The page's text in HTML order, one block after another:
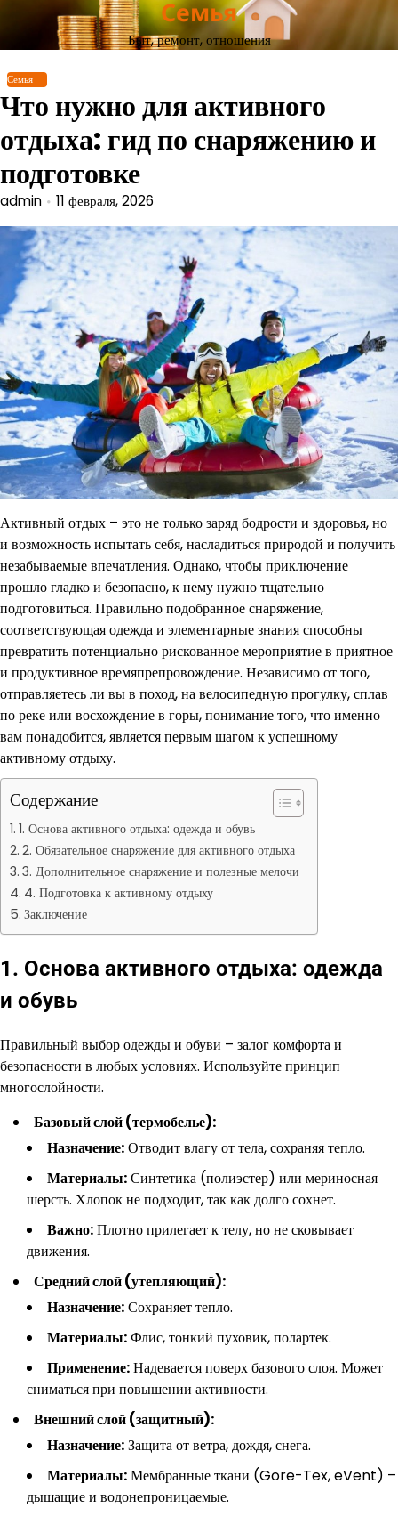
Перейти
содержимому
Семья
Быт, ремонт, отношения
Семья
Что нужно для активного
отдыха: гид по снаряжению и
подготовке
admin 11 февраля, 2026
Активный отдых – это не только заряд бодрости и здоровья, но
и возможность испытать себя, насладиться природой и получить
незабываемые впечатления. Однако, чтобы приключение
прошло гладко и безопасно, к нему нужно тщательно
подготовиться. Правильно подобранное снаряжение,
соответствующая одежда и элементарные знания способны
превратить потенциально рискованное мероприятие в приятное
и продуктивное времяпрепровождение. Независимо от того,
отправляетесь ли вы в поход, на велосипедную прогулку, сплав
по реке или восхождение в горы, понимание того, что именно
вам понадобится, является первым шагом к успешному
активному отдыху.
Содержание
1. Основа активного отдыха: одежда и обувь
2. Обязательное снаряжение для активного отдыха
3. Дополнительное снаряжение и полезные мелочи
4. Подготовка к активному отдыху
Заключение
1. Основа активного отдыха: одежда
и обувь
Правильный выбор одежды и обуви – залог комфорта и
безопасности в любых условиях. Используйте принцип
многослойности.
Базовый слой (термобелье):
Назначение:Отводит влагу от тела, сохраняя тепло.
Материалы:Синтетика (полиэстер) или мериносная
шерсть. Хлопок не подходит, так как долго сохнет.
Важно:Плотно прилегает к телу, но не сковывает
движения.
Средний слой (утепляющий):
Назначение:Сохраняет тепло.
Материалы:Флис, тонкий пуховик, полартек.
Применение:Надевается поверх базового слоя. Может
сниматься при повышении активности.
Внешний слой (защитный):
Назначение:Защита от ветра, дождя, снега.
Материалы:Мембранные ткани (Gore-Tex, eVent) –
дышащие и водонепроницаемые.